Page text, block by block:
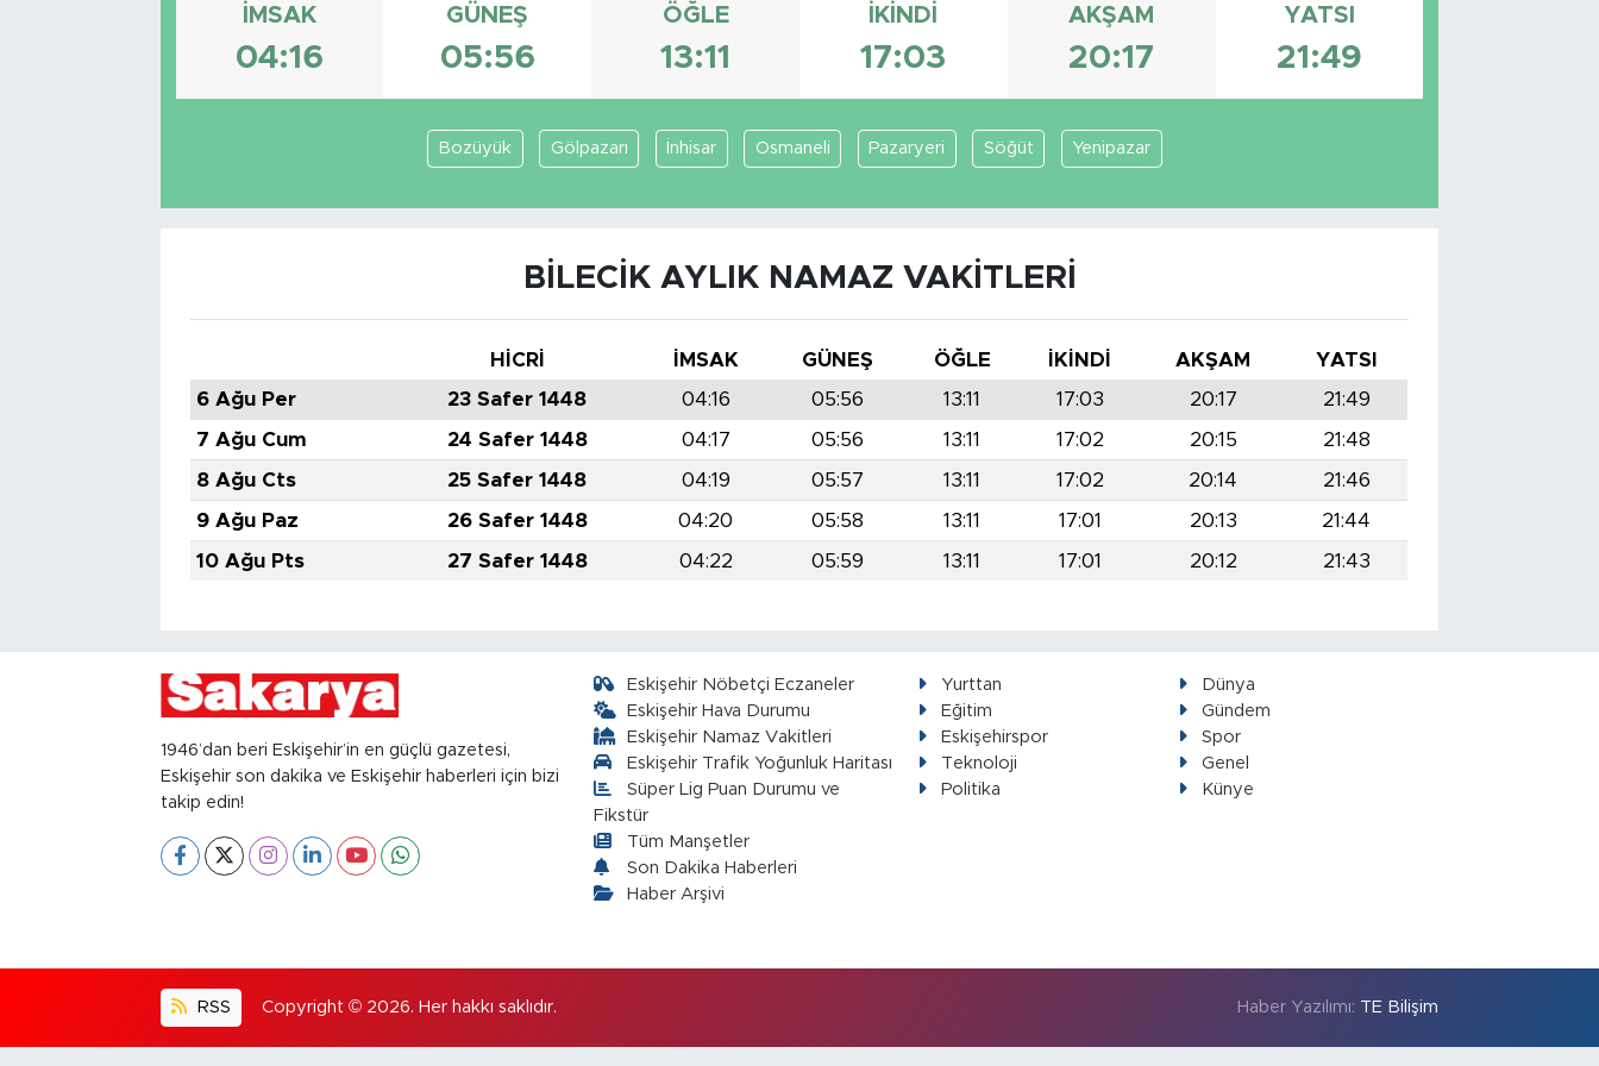
İMSAK
04:16
GÜNEŞ
05:56
ÖĞLE
13:11
İKINDI
17:03
AKŞAM
20:17
YATSI
21:49
Bozüyük Gölpazarı İnhisar Osmaneli Pazaryeri Söğüt Yenipazar
BILECIK AYLIK NAMAZ VAKITLERI
HİCRİ İMSAK GÜNEŞ ÖĞLE İKINDI AKŞAM
YATSI
6 Ağu Per
23 Safer 1448 04:16 05:56 13:11 17:03 20:17
21:49
7 Ağu Cum
24 Safer 1448 04:17 05:56 13:11 17:02 20:15
21:48
8 Ağu Cts
25 Safer 1448 04:19 05:57 13:11 17:02 20:14
21:46
9 Ağu Paz
26 Safer 1448 04:20 05:58 13:11 17:01 20:13
21:44
10 Ağu Pts
27 Safer 1448 04:22 05:59 13:11 17:01 20:12 21:43
1946’dan beri Eskişehir’in en güçlü gazetesi,
Eskişehir son dakika ve Eskişehir haberleri için bizi
takip edin!
Eskişehir Nöbetçi Eczaneler
Eskişehir Hava Durumu
Eskişehir Namaz Vakitleri
Eskişehir Trafik Yoğunluk Haritası
Süper Lig Puan Durumu ve
Fikstür
Tüm Manşetler
Son Dakika Haberleri
Haber Arşivi
Yurttan
Dünya
Eğitim
Gündem
Eskişehirspor
Spor
Teknoloji
Genel
Politika
Künye
RSS Copyright © 2026. Her hakkı saklıdır. Haber Yazılımı: TE Bilişim
Resmi İlanlar